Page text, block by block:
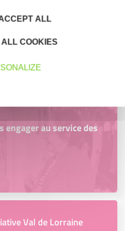
de jeunes
engager au service des
Val de Lorraine
ALL
ALL COOKIES